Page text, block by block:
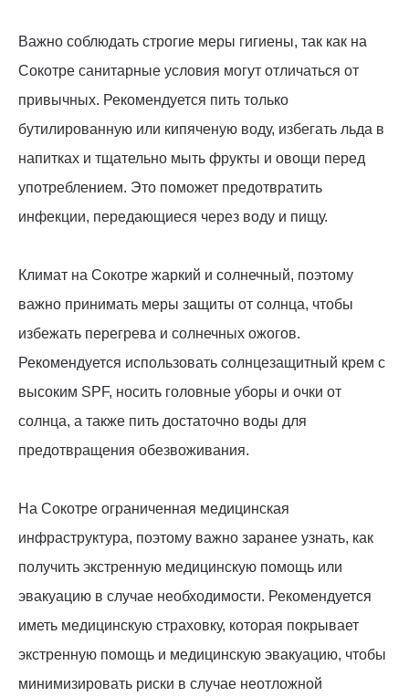
Важно соблюдать строгие меры гигиены, так как на
Сокотре санитарные условия могут отличаться от
привычных. Рекомендуется пить только
бутилированную или кипяченую воду, избегать льда в
напитках и тщательно мыть фрукты и овощи перед
употреблением. Это поможет предотвратить
инфекции, передающиеся через воду и пищу.
Климат на Сокотре жаркий и солнечный, поэтому
важно принимать меры защиты от солнца, чтобы
избежать перегрева и солнечных ожогов.
Рекомендуется использовать солнцезащитный крем с
высоким SPF, носить головные уборы и очки от
солнца, а также пить достаточно воды для
предотвращения обезвоживания.
На Сокотре ограниченная медицинская
инфраструктура, поэтому важно заранее узнать, как
получить экстренную медицинскую помощь или
эвакуацию в случае необходимости. Рекомендуется
иметь медицинскую страховку, которая покрывает
экстренную помощь и медицинскую эвакуацию, чтобы
минимизировать риски в случае неотложной